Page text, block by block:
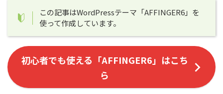
この記事はWordPressテーマ「AFFINGER6」を
使って作成しています。
初心者でも使える「AFFINGER6」はこち
ら